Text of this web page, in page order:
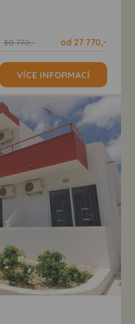
30 770,- od 27 770,-
VÍCE INFORMACÍ